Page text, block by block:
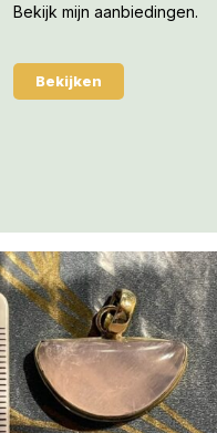
Bekijk mijn aanbiedingen.
Bekijken